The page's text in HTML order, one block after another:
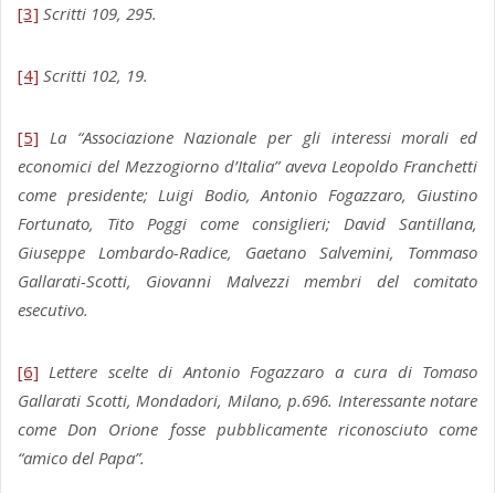
[3] Scritti 109, 295.
[4] Scritti 102, 19.
[5] La “Associazione Nazionale per gli interessi morali ed
economici del Mezzogiorno d’Italia” aveva Leopoldo Franchetti
come presidente; Luigi Bodio, Antonio Fogazzaro, Giustino
Fortunato, Tito Poggi come consiglieri; David Santillana,
Giuseppe Lombardo-Radice, Gaetano Salvemini, Tommaso
Gallarati-Scotti, Giovanni Malvezzi membri del comitato
esecutivo.
[6] Lettere scelte di Antonio Fogazzaro a cura di Tomaso
Gallarati Scotti, Mondadori, Milano, p.696. Interessante notare
come Don Orione fosse pubblicamente riconosciuto come
“amico del Papa”.